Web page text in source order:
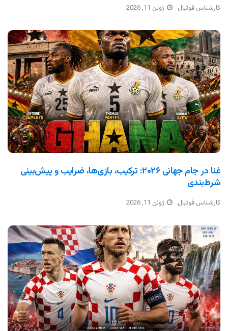
کارشناس فوتبال ژوئن 11, 2026
غنا در جام جهانی ۲۰۲۶: ترکیب، بازی‌ها، ضرایب و پیش‌بینی
شرط‌بندی
کارشناس فوتبال ژوئن 11, 2026